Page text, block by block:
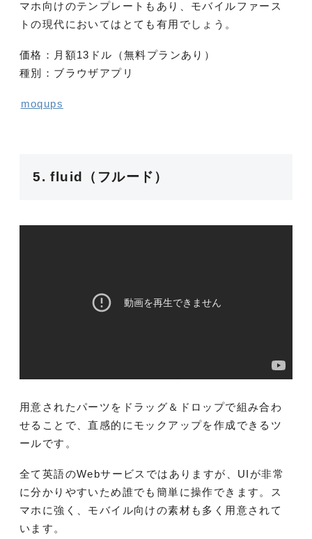
マホ向けのテンプレートもあり、モバイルファース
トの現代においてはとても有用でしょう。
価格：月額13ドル（無料プランあり）
種別：ブラウザアプリ
moqups
5. fluid（フルード）
用意されたパーツをドラッグ＆ドロップで組み合わ
せることで、直感的にモックアップを作成できるツ
ールです。
全て英語のWebサービスではありますが、UIが非常
に分かりやすいため誰でも簡単に操作できます。ス
マホに強く、モバイル向けの素材も多く用意されて
います。